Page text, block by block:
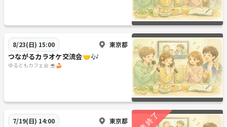
8/23(日) 15:00 東京都
つながるカラオケ交流会🤝🎶
ゆるともカフェ会 ☕🍰
7/19(日) 14:00 東京都